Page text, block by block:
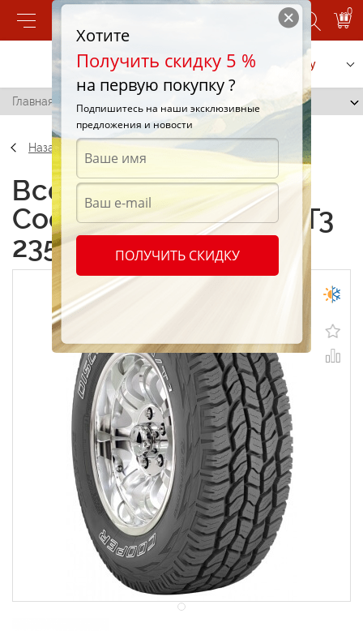
0
Позвонить Заказать услугу
Главная / Cooper Discoverer A/T3 235/75 R17 109T
Назад
Всесезонные шины
Cooper Discoverer A/T3
235/75 R17 109T
Хотите
Получить скидку 5 %
на первую покупку ?
Подпишитесь на наши эксклюзивные
предложения и новости
ПОЛУЧИТЬ СКИДКУ